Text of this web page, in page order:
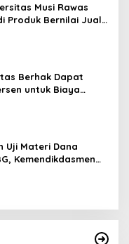
Musi Rawas
Produk Bernilai Jual
Desa Air Satan
Berhak Dapat
untuk Biaya
Uji Materi Dana
Kemendikdasmen